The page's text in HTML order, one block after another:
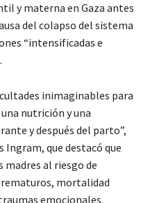
y materna en Gaza antes
del colapso del sistema
“intensificadas e
inimaginables para
nutrición y una
y después del parto”,
Ingram, que destacó que
madres al riesgo de
mortalidad
emocionales.